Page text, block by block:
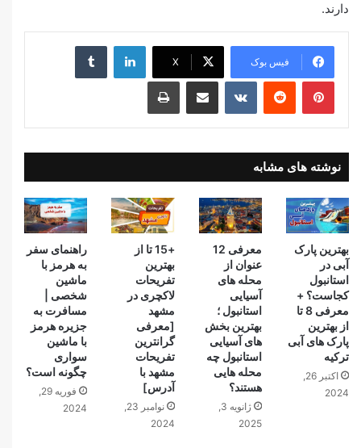
دارند.
فیس بوک X
لینکدین
‫پین‌ترست ‫رددیت ‫VKontakte اشتراک گذاری از طریق ایمیل چاپ
نوشته های مشابه
بهترین پارک
آبی در
استانبول
کجاست؟ +
معرفی 8 تا
از بهترین
پارک های آبی
ترکیه
اکتبر 26,
2024
معرفی 12
عنوان از
محله های
آسیایی
استانبول ؛
بهترین بخش
های آسیایی
استانبول چه
محله هایی
هستند؟
ژانویه 3,
2025
+15 تا از
بهترین
تفریحات
لاکچری در
مشهد
[معرفی
گرانترین
تفریحات
مشهد با
آدرس]
نوامبر 23,
2024
راهنمای سفر
به هرمز با
ماشین
شخصی |
مسافرت به
جزیره هرمز
با ماشین
سواری
چگونه است؟
فوریه 29,
2024